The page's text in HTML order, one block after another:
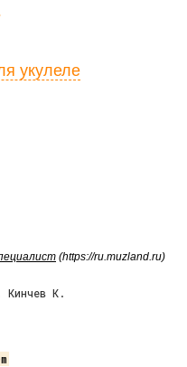
(https://ru.muzland.ru)
К.
укулеле